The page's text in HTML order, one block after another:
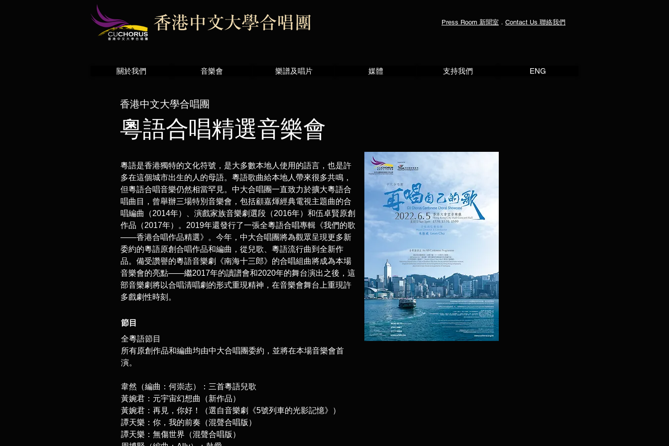
Press Room 新聞室 ． Contact Us 聯絡我們
關於我們 音樂會 樂譜及唱片 媒體 支持我們 ENG
香港中文大學合唱團
粵語合唱精選音樂會
節目
全粵語節目
所有原創作品和編曲均由中大合唱團委約，並將在本場音樂會首
演。
韋然（編曲：何崇志）：三首粵語兒歌
黃婉君：元宇宙幻想曲（新作品）
黃婉君：再見，你好！（選自音樂劇《5號列車的光影記憶》）
譚天樂：你，我的前奏（混聲合唱版）
譚天樂：無傷世界（混聲合唱版）
粵語是香港獨特的文化符號，是大多數本地人使用的語言，也是許
多在這個城市出生的人的母語。粵語歌曲給本地人帶來很多共鳴，
但粵語合唱音樂仍然相當罕見。中大合唱團一直致力於擴大粵語合
唱曲目，曾舉辦三場特別音樂會，包括顧嘉煇經典電視主題曲的合
唱編曲（2014年）、演戲家族音樂劇選段（2016年）和伍卓賢原創
作品（2017年）。2019年還發行了一張全粵語合唱專輯《我們的歌
——香港合唱作品精選》。今年，中大合唱團將為觀眾呈現更多新
委約的粵語原創合唱作品和編曲，從兒歌、粵語流行曲到全新作
品。備受讚譽的粵語音樂劇《南海十三郎》的合唱組曲將成為本場
音樂會的亮點——繼2017年的讀譜會和2020年的舞台演出之後，這
部音樂劇將以合唱清唱劇的形式重現精神，在音樂會舞台上重現許
多戲劇性時刻。